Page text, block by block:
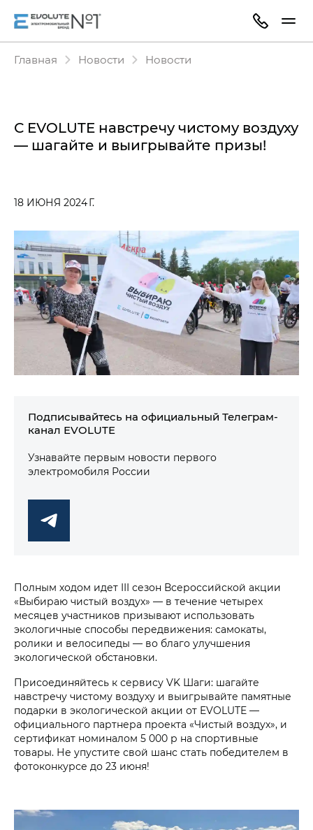
Главная Новости Новости
С EVOLUTE навстречу чистому воздуху
— шагайте и выигрывайте призы!
18 ИЮНЯ 2024 Г.
Подписывайтесь на официальный Телеграм-
канал EVOLUTE
Узнавайте первым новости первого
электромобиля России
Полным ходом идет III сезон Всероссийской акции
«Выбираю чистый воздух» — в течение четырех
месяцев участников призывают использовать
экологичные способы передвижения: самокаты,
ролики и велосипеды — во благо улучшения
экологической обстановки.
Присоединяйтесь к сервису VK Шаги: шагайте
навстречу чистому воздуху и выигрывайте памятные
подарки в экологической акции от EVOLUTE —
официального партнера проекта «Чистый воздух», и
сертификат номиналом 5 000 р на спортивные
товары. Не упустите свой шанс стать победителем в
фотоконкурсе до 23 июня!